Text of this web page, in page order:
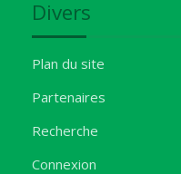
Divers
Plan du site
Partenaires
Recherche
Connexion